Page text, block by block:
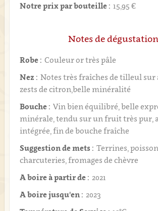
Notre prix par bouteille : 15,95 €
Notes de dégustation
Robe : Couleur or très pâle
Nez : Notes très fraîches de tilleul sur
zests de citron,belle minéralité
Bouche : Vin bien équilibré, belle
minérale, tendu sur un fruit très pur,
intégrée, fin de bouche fraîche
Suggestion de mets : Terrines,
charcuteries, fromages de chèvre
A boire à partir de : 2021
A boire jusqu'en : 2023